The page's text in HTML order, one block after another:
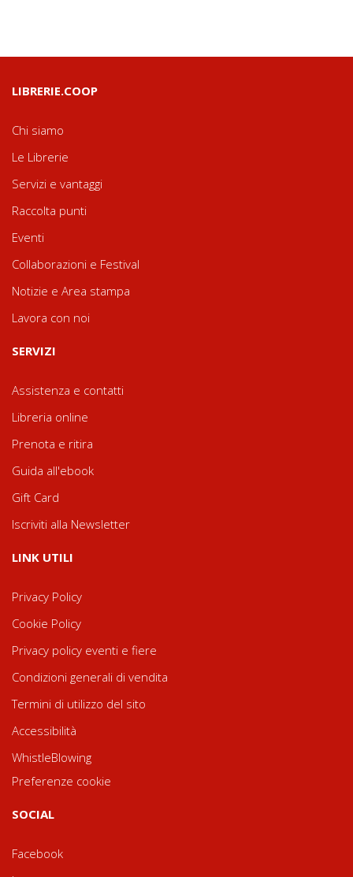
LIBRERIE.COOP
Chi siamo
Le Librerie
Servizi e vantaggi
Raccolta punti
Eventi
Collaborazioni e Festival
Notizie e Area stampa
Lavora con noi
SERVIZI
Assistenza e contatti
Libreria online
Prenota e ritira
Guida all'ebook
Gift Card
Iscriviti alla Newsletter
LINK UTILI
Privacy Policy
Cookie Policy
Privacy policy eventi e fiere
Condizioni generali di vendita
Termini di utilizzo del sito
Accessibilità
WhistleBlowing
Preferenze cookie
SOCIAL
Facebook